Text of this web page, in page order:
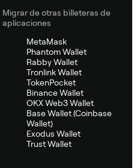
Migrar de otras billeteras de
aplicaciones
MetaMask
Phantom Wallet
Rabby Wallet
Tronlink Wallet
TokenPocket
Binance Wallet
OKX Web3 Wallet
Base Wallet (Coinbase
Wallet)
Exodus Wallet
Trust Wallet